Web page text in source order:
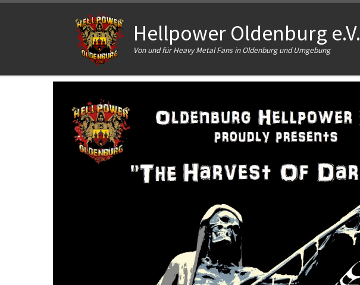
Zum Inhalt springen
Hellpower Oldenburg e.V.
Von und für Heavy Metal Fans in Oldenburg und Umgebung